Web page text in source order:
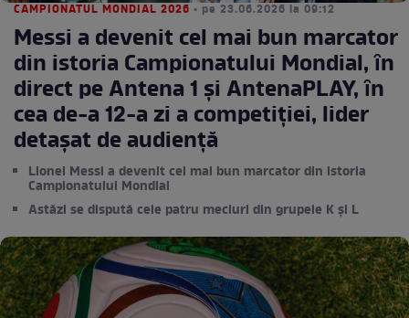
CAMPIONATUL MONDIAL 2026 • pe 23.06.2026 la 09:12
Messi a devenit cel mai bun marcator
din istoria Campionatului Mondial, ȋn
direct pe Antena 1 și AntenaPLAY, ȋn
cea de-a 12-a zi a competiţiei, lider
detașat de audienţă
Lionel Messi a devenit cel mai bun marcator din istoria
Campionatului Mondial
Astăzi se dispută cele patru meciuri din grupele K şi L